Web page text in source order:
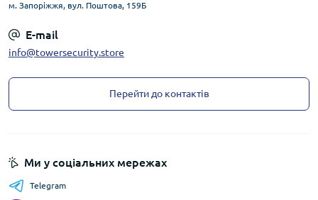
м. Запоріжжя, вул. Поштова, 159Б
E-mail
info@towersecurity.store
Перейти до контактів
Ми у соціальних мережах
Telegram